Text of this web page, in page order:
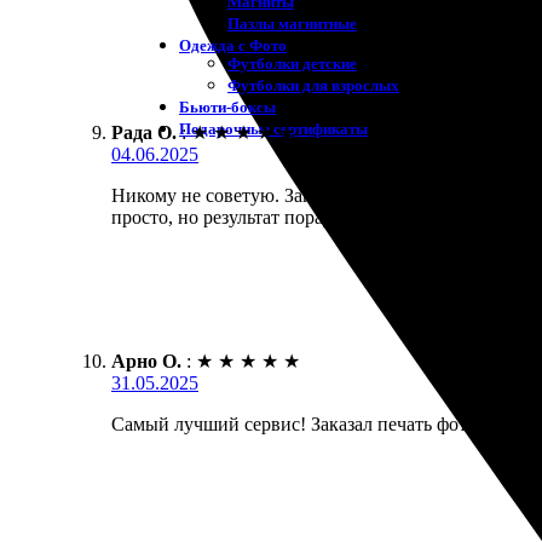
Пазлы магнитные
Одежда с Фото
Футболки детские
Футболки для взрослых
Бьюти-боксы
Подарочные сертификаты
Рада О. : ★ ★ ★ ★ ★
04.06.2025
Никому не советую. Заказала печать фото, всё
просто, но результат порадовал. Обязательно
Арно О. : ★ ★ ★ ★ ★
31.05.2025
Самый лучший сервис! Заказал печать фото 10х15,